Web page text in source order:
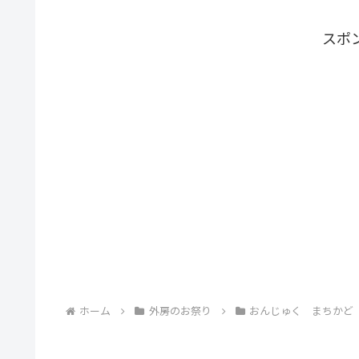
スポ
ホーム 外房のお祭り おんじゅく まちかど